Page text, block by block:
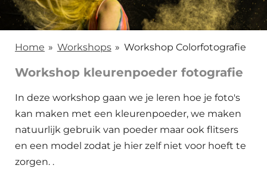
Home » Workshops » Workshop Colorfotografie
Workshop kleurenpoeder fotografie
In deze workshop gaan we je leren hoe je foto's
kan maken met een kleurenpoeder, we maken
natuurlijk gebruik van poeder maar ook flitsers
en een model zodat je hier zelf niet voor hoeft te
zorgen. .